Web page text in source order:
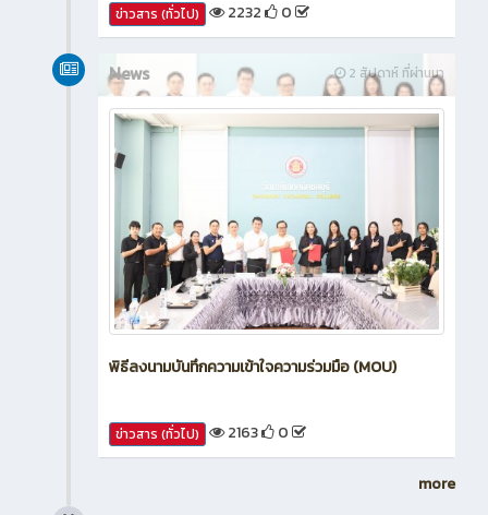
ข่าวสาร (ทั่วไป) 2232 0
2 สัปดาห์ ที่ผ่านมา
News
พิธีลงนามบันทึกความเข้าใจความร่วมมือ (MOU)
ข่าวสาร (ทั่วไป) 2163 0
more